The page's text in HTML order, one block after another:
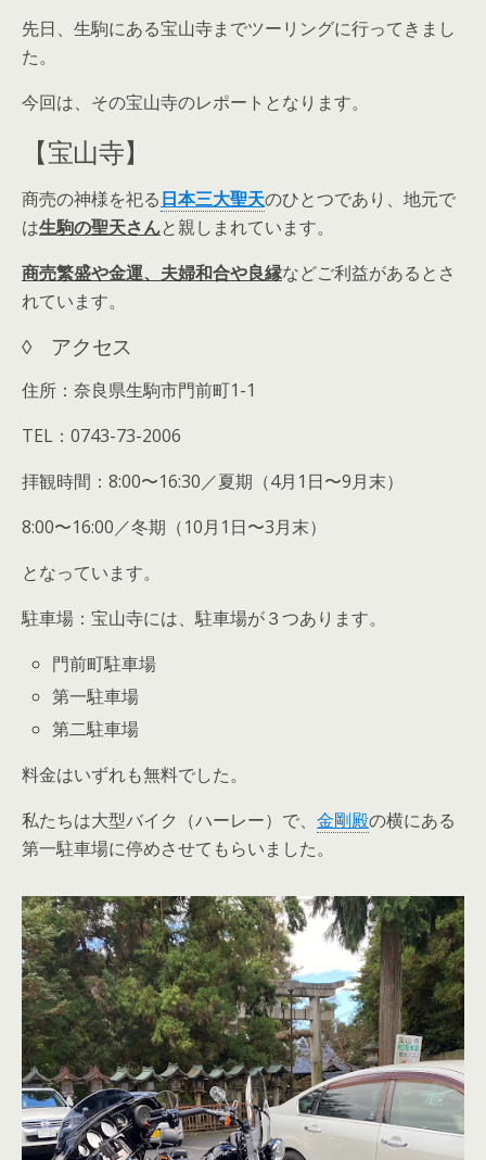
先日、生駒にある宝山寺までツーリングに行ってきまし
た。
今回は、その宝山寺のレポートとなります。
【宝山寺】
商売の神様を祀る日本三大聖天のひとつであり、地元で
は生駒の聖天さんと親しまれています。
商売繁盛や金運、夫婦和合や良縁などご利益があるとさ
れています。
◊ アクセス
住所：奈良県生駒市門前町1-1
TEL：0743-73-2006
拝観時間：8:00〜16:30／夏期（4月1日〜9月末）
8:00〜16:00／冬期（10月1日〜3月末）
となっています。
駐車場：宝山寺には、駐車場が３つあります。
門前町駐車場
第一駐車場
第二駐車場
料金はいずれも無料でした。
私たちは大型バイク（ハーレー）で、 金剛殿の横にある
第一駐車場に停めさせてもらいました。